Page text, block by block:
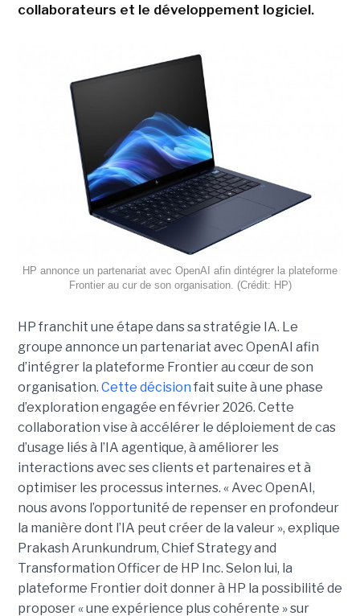
collaborateurs et le développement logiciel.
HP annonce un partenariat avec OpenAI afin dintégrer la plateforme
Frontier au cur de son organisation. (Crédit: HP)
HP franchit une étape dans sa stratégie IA. Le
groupe annonce un partenariat avec OpenAI afin
d’intégrer la plateforme Frontier au cœur de son
organisation. Cette décision fait suite à une phase
d’exploration engagée en février 2026. Cette
collaboration vise à accélérer le déploiement de cas
d’usage liés à l’IA agentique, à améliorer les
interactions avec ses clients et partenaires et à
optimiser les processus internes. « Avec OpenAI,
nous avons l’opportunité de repenser en profondeur
la manière dont l’IA peut créer de la valeur », explique
Prakash Arunkundrum, Chief Strategy and
Transformation Officer de HP Inc. Selon lui, la
plateforme Frontier doit donner à HP la possibilité de
proposer « une expérience plus cohérente » sur